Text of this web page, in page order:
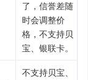
了，信誉差随
时会调整价
格，不支持贝
宝、银联卡。
不支持贝宝、